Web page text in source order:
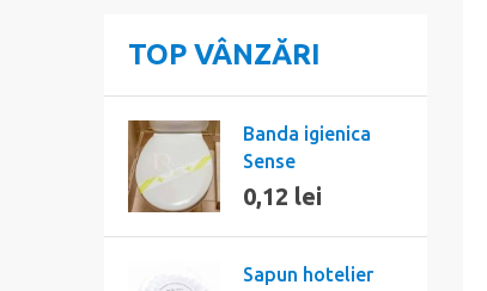
TOP VÂNZĂRI
Banda igienica
Sense
0,12 lei
Sapun hotelier